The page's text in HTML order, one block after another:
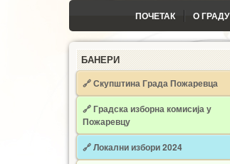
ПОЧЕТАК О ГРАДУ
БАНЕРИ
🔗 Скупштина Града Пожаревца
🔗Градска изборна комисија у
Пожаревцу
🔗 Локални избори 2024